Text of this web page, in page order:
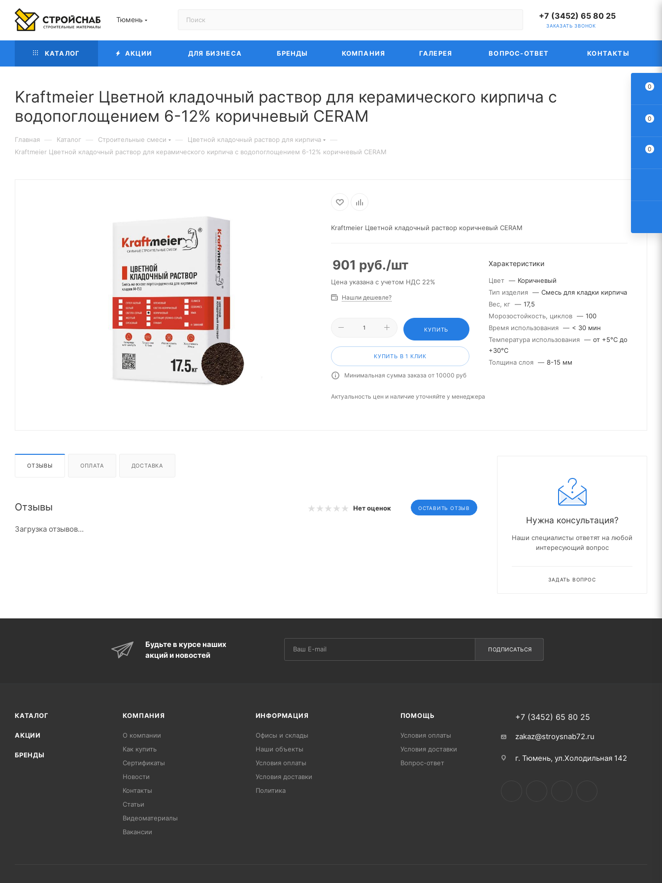
Тюмень +7 (3452) 65 80 25
ЗАКАЗАТЬ ЗВОНОК
КАТАЛОГ АКЦИИ ДЛЯ БИЗНЕСА БРЕНДЫ КОМПАНИЯ ГАЛЕРЕЯ ВОПРОС-ОТВЕТ КОНТАКТЫ
Kraftmeier Цветной кладочный раствор для керамического кирпича с
водопоглощением 6-12% коричневый CERAM
Главная — Каталог — Строительные смеси — Цветной кладочный раствор для кирпича —
Kraftmeier Цветной кладочный раствор для керамического кирпича с водопоглощением 6-12% коричневый CERAM
Kraftmeier Цветной кладочный раствор коричневый CERAM
901 руб./шт
Цена указана с учетом НДС 22%
Нашли дешевле?
КУПИТЬ
КУПИТЬ В 1 КЛИК
Минимальная сумма заказа от 10000 руб
Характеристики
Цвет — Коричневый
Тип изделия — Смесь для кладки кирпича
Вес, кг — 17,5
Морозостойкость, циклов — 100
Время использования — < 30 мин
Температура использования — от +5°С до
+30°С
Толщина слоя — 8-15 мм
Актуальность цен и наличие уточняйте у менеджера
ОТЗЫВЫ ОПЛАТА ДОСТАВКА
Отзывы Нет оценок ОСТАВИТЬ ОТЗЫВ
Загрузка отзывов...
Нужна консультация?
Наши специалисты ответят на любой
интересующий вопрос
ЗАДАТЬ ВОПРОС
Будьте в курсе наших
акций и новостей
ПОДПИСАТЬСЯ
КАТАЛОГ
АКЦИИ
БРЕНДЫ
КОМПАНИЯ
О компании
Как купить
Сертификаты
Новости
Контакты
Статьи
Видеоматериалы
Вакансии
ИНФОРМАЦИЯ
Офисы и склады
Наши объекты
Условия оплаты
Условия доставки
Политика
ПОМОЩЬ
Условия оплаты
Условия доставки
Вопрос-ответ
+7 (3452) 65 80 25
zakaz@stroysnab72.ru
г. Тюмень, ул.Холодильная 142
0
0
0